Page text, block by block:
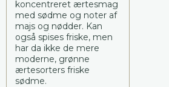
koncentreret ærtesmag
med sødme og noter af
majs og nødder. Kan
også spises friske, men
har da ikke de mere
moderne, grønne
ærtesorters friske
sødme.